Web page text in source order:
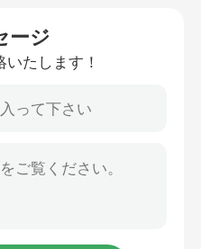
ージ
たします！